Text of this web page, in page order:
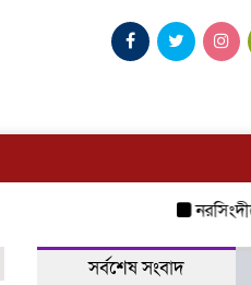
সর্বশেষ সংবাদ